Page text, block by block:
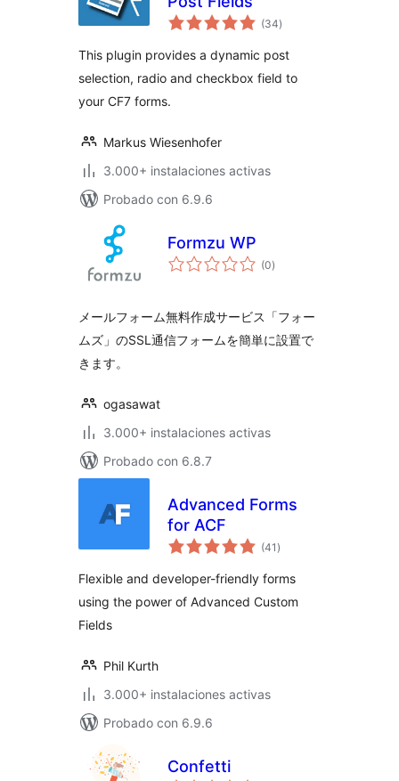
(34valoraciones
en
)
This plugin provides a dynamic post
selection, radio and checkbox field to
your CF7 forms.
Markus Wiesenhofer
3.000+ instalaciones activas
Probado con 6.9.6
Formzu WP
(0valoraciones
en
)
メールフォーム無料作成サービス「フォー
ムズ」のSSL通信フォームを簡単に設置で
きます。
ogasawat
3.000+ instalaciones activas
Probado con 6.8.7
Advanced Forms
for ACF
(41 valoraciones
en
)
Flexible and developer-friendly forms
using the power of Advanced Custom
Fields
Phil Kurth
3.000+ instalaciones activas
Probado con 6.9.6
Confetti